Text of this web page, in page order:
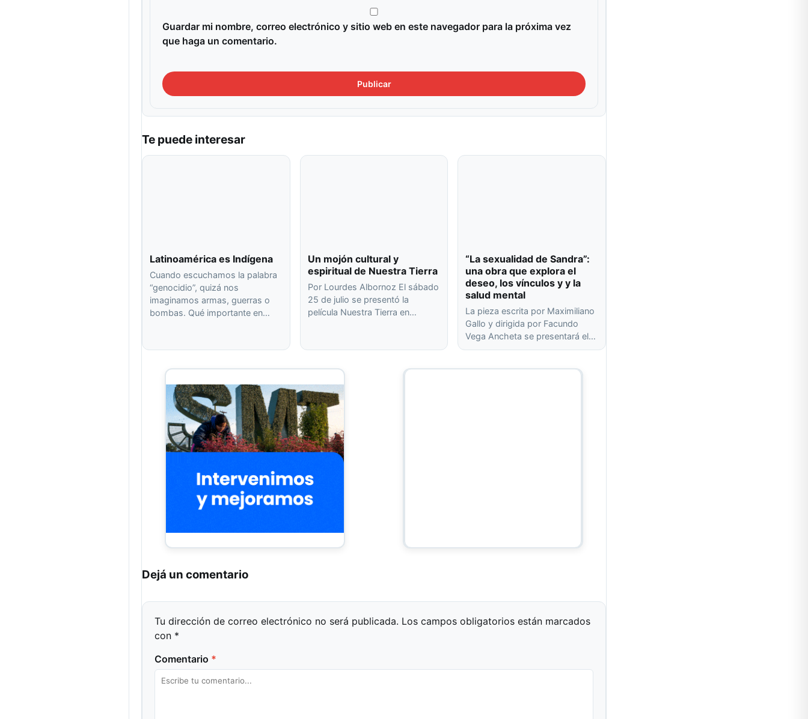
Guardar mi nombre, correo electrónico y sitio web en este navegador para la próxima vez
que haga un comentario.
Te puede interesar
Latinoamérica es Indígena
Cuando escuchamos la palabra
“genocidio”, quizá nos
imaginamos armas, guerras o
bombas. Qué importante en…
Un mojón cultural y
espiritual de Nuestra Tierra
Por Lourdes Albornoz El sábado
25 de julio se presentó la
película Nuestra Tierra en…
“La sexualidad de Sandra”:
una obra que explora el
deseo, los vínculos y y la
salud mental
La pieza escrita por Maximiliano
Gallo y dirigida por Facundo
Vega Ancheta se presentará el…
Dejá un comentario
Tu dirección de correo electrónico no será publicada. Los campos obligatorios están marcados
con *
Comentario *